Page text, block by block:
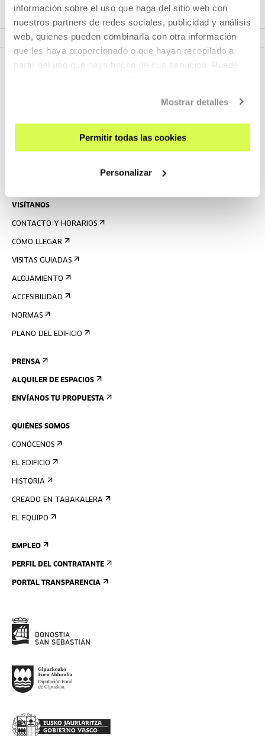
información sobre el uso que haga del sitio web con
nuestros partners de redes sociales, publicidad y análisis
web, quienes pueden combinarla con otra información
que les haya proporcionado o que hayan recopilado a
partir del uso que haya hecho de sus servicios. Puede
Mostrar detalles
Permitir todas las cookies
Personalizar
VER PROGRAMA
VISÍTANOS
CONTACTO Y HORARIOS
CÓMO LLEGAR
VISITAS GUIADAS
ALOJAMIENTO
ACCESIBILIDAD
NORMAS
PLANO DEL EDIFICIO
PRENSA
ALQUILER DE ESPACIOS
ENVÍANOS TU PROPUESTA
QUIÉNES SOMOS
CONÓCENOS
EL EDIFICIO
HISTORIA
CREADO EN TABAKALERA
EL EQUIPO
EMPLEO
PERFIL DEL CONTRATANTE
PORTAL TRANSPARENCIA